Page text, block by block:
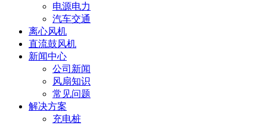
电源电力
汽车交通
离心风机
直流鼓风机
新闻中心
公司新闻
风扇知识
常见问题
解决方案
充电桩